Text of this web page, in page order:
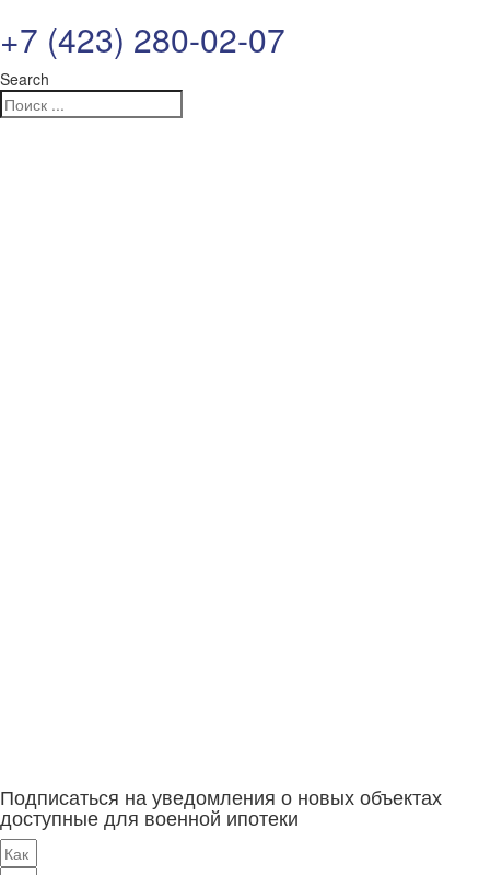
+7 (423) 280-02-07
Search
Подписаться на уведомления о новых объектах
доступные для военной ипотеки